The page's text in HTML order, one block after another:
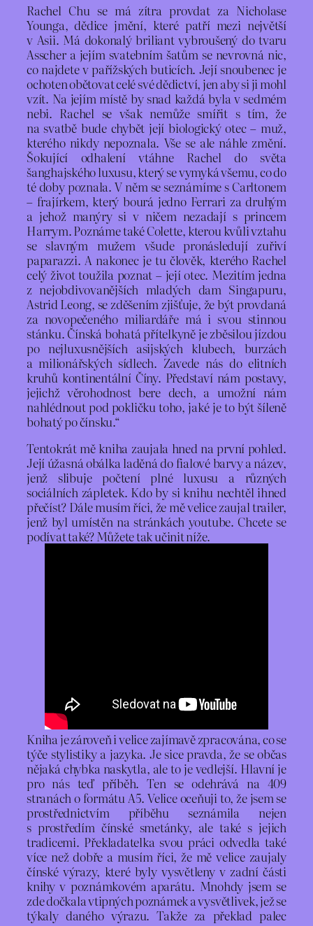
Rachel Chu se má zítra provdat za Nicholase
Younga, dědice jmění, které patří mezi největší
v Asii. Má dokonalý briliant vybroušený do tvaru
Asscher a jejím svatebním šatům se nevrovná nic,
co najdete v pařížských buticích. Její snoubenec je
ochoten obětovat celé své dědictví, jen aby si ji mohl
vzít. Na jejím místě by snad každá byla v sedmém
nebi. Rachel se však nemůže smířit s tím, že
na svatbě bude chybět její biologický otec – muž,
kterého nikdy nepoznala. Vše se ale náhle změní.
Šokující odhalení vtáhne Rachel do světa
šanghajského luxusu, který se vymyká všemu, co do
té doby poznala. V něm se seznámíme s Carltonem
– frajírkem, který bourá jedno Ferrari za druhým
a jehož manýry si v ničem nezadají s princem
Harrym. Poznáme také Colette, kterou kvůli vztahu
se slavným mužem všude pronásledují zuřiví
paparazzi. A nakonec je tu člověk, kterého Rachel
celý život toužila poznat – její otec. Mezitím jedna
z nejobdivovanějších mladých dam Singapuru,
Astrid Leong, se zděšením zjišťuje, že být provdaná
za novopečeného miliardáře má i svou stinnou
stánku. Čínská bohatá přítelkyně je zběsilou jízdou
po nejluxusnějších asijských klubech, burzách
a milionářských sídlech. Zavede nás do elitních
kruhů kontinentální Číny. Představí nám postavy,
jejichž věrohodnost bere dech, a umožní nám
nahlédnout pod pokličku toho, jaké je to být šíleně
bohatý po čínsku.“
Tentokrát mě kniha zaujala hned na první pohled.
Její úžasná obálka laděná do fialové barvy a název,
jenž slibuje počtení plné luxusu a různých
sociálních zápletek. Kdo by si knihu nechtěl ihned
přečíst? Dále musím říci, že mě velice zaujal trailer,
jenž byl umístěn na stránkách youtube. Chcete se
podívat také? Můžete tak učinit níže.
Kniha je zároveň i velice zajímavě zpracována, co se
týče stylistiky a jazyka. Je sice pravda, že se občas
nějaká chybka naskytla, ale to je vedlejší. Hlavní je
pro nás teď příběh. Ten se odehrává na 409
stranách o formátu A5. Velice oceňuji to, že jsem se
prostřednictvím příběhu seznámila nejen
s prostředím čínské smetánky, ale také s jejich
tradicemi. Překladatelka svou práci odvedla také
více než dobře a musím říci, že mě velice zaujaly
čínské výrazy, které byly vysvětleny v zadní části
knihy v poznámkovém aparátu. Mnohdy jsem se
zde dočkala vtipných poznámek a vysvětlivek, jež se
týkaly daného výrazu. Takže za překlad palec